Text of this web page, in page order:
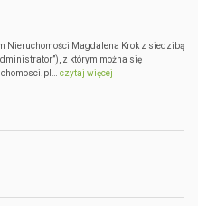
Nieruchomości Magdalena Krok z siedzibą
z którym można się
czytaj więcej